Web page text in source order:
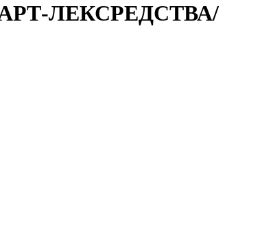
ЛЕКСРЕДСТВА/